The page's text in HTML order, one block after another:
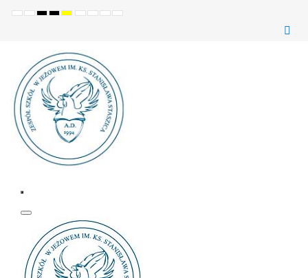
Ustawienia
TrybWysoki
Wysoki
Wysoki
SetSetMake
Set